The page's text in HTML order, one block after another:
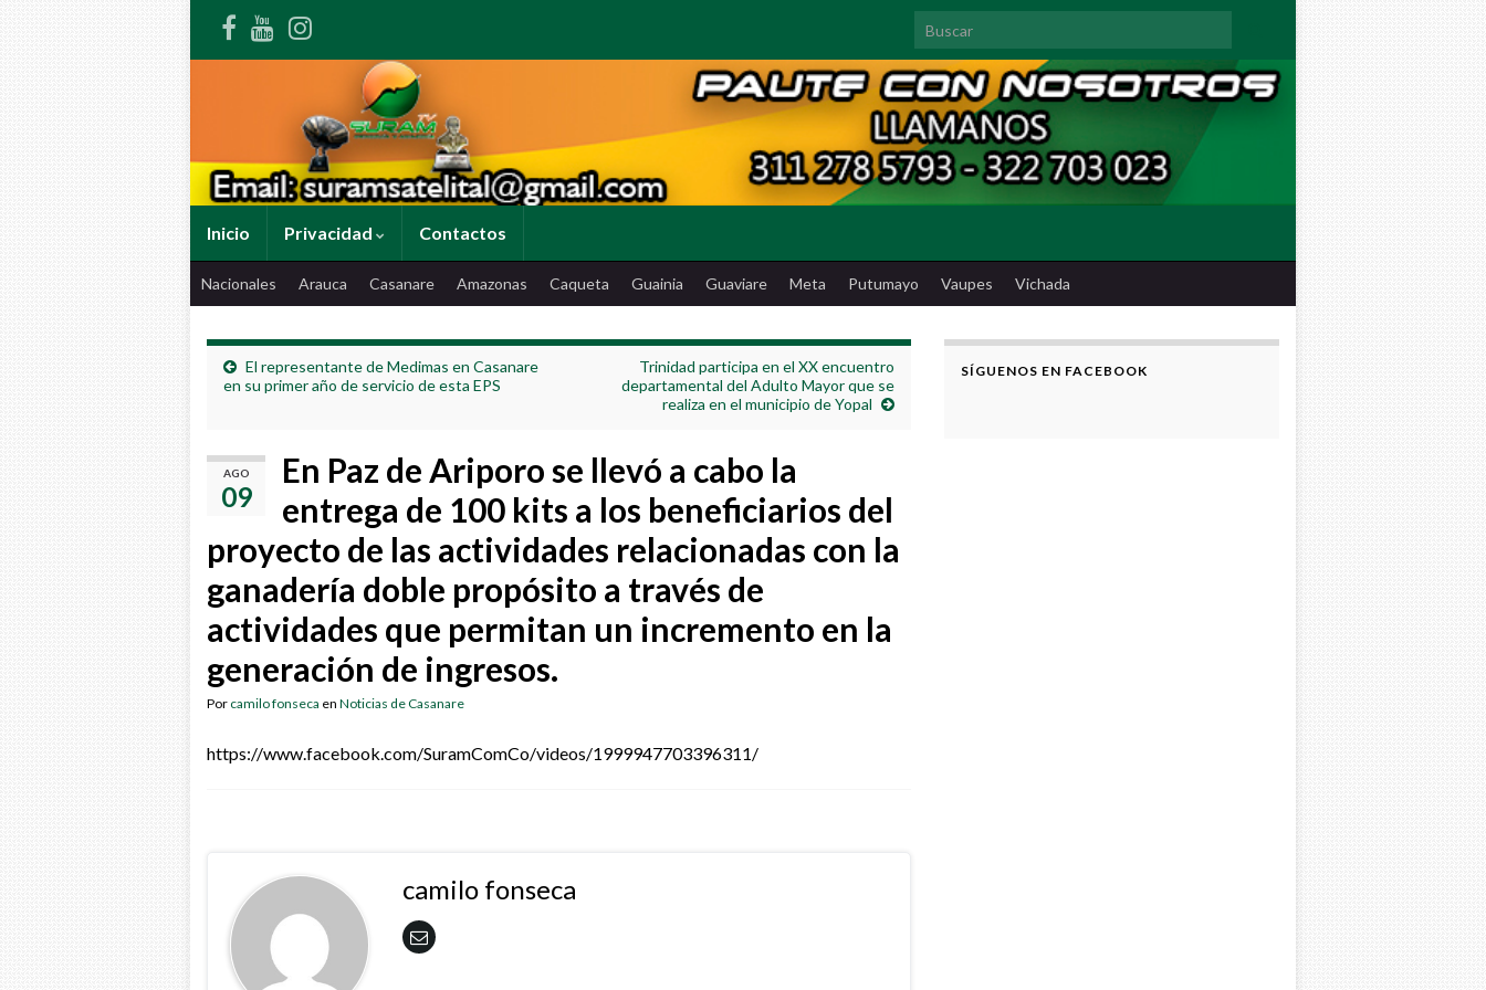
Search for:
Inicio Privacidad Contactos
Nacionales Arauca Casanare Amazonas Caqueta Guainia Guaviare Meta Putumayo Vaupes Vichada
El representante de Medimas en Casanare
en su primer año de servicio de esta EPS
Trinidad participa en el XX encuentro
departamental del Adulto Mayor que se
realiza en el municipio de Yopal
AGO
09
En Paz de Ariporo se llevó a cabo la
entrega de 100 kits a los beneficiarios del
proyecto de las actividades relacionadas con la
ganadería doble propósito a través de
actividades que permitan un incremento en la
generación de ingresos.
Por camilo fonseca en Noticias de Casanare
https://www.facebook.com/SuramComCo/videos/1999947703396311/
camilo fonseca
SÍGUENOS EN FACEBOOK